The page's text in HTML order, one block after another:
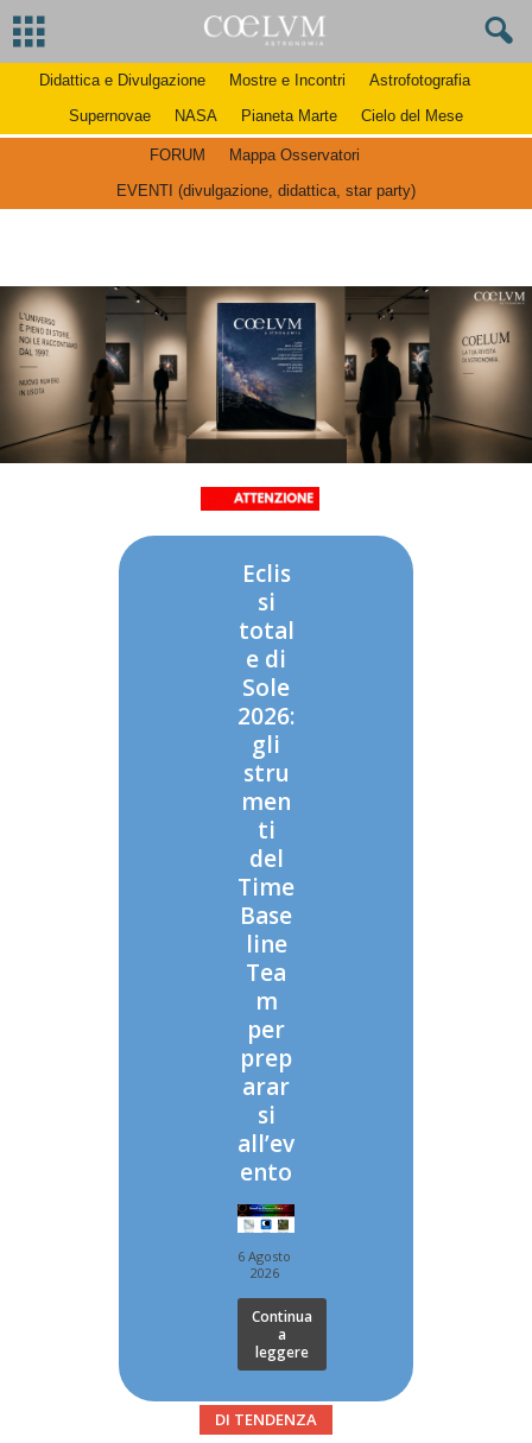
Didattica e Divulgazione Mostre e Incontri
Astrofotografia
Supernovae
NASA Pianeta Marte Cielo del Mese
FORUM
Mappa Osservatori
EVENTI (divulgazione, didattica, star party)
Eclis
si
total
e di
Sole
2026:
gli
stru
men
ti
del
Time
Base
line
Tea
m
per
prep
arar
si
all’ev
ento
6 Agosto
2026
Continua
a
leggere
DI TENDENZA